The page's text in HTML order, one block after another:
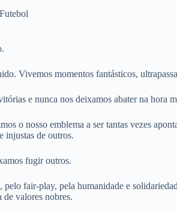
Futebol
Vivemos momentos fantásticos,
e nunca nos deixamos abater na hora
o nosso emblema a ser tantas vezes
injustas de outros.
fugir outros.
pelo fair-play, pela humanidade e
de valores nobres.